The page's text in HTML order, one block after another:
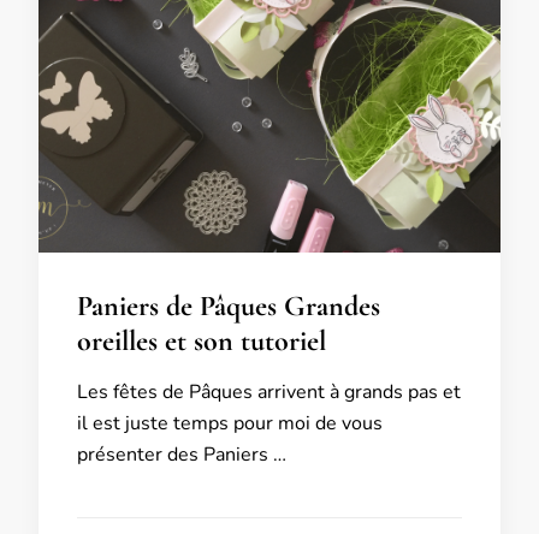
Paniers de Pâques Grandes
oreilles et son tutoriel
Les fêtes de Pâques arrivent à grands pas et
il est juste temps pour moi de vous
présenter des Paniers …